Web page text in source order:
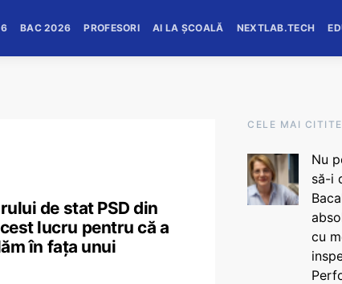
BAC 2026 PROFESORI AI LA ȘCOALĂ NEXTLAB.TECH
de stat PSD din
lucru pentru că a
în faţa unui
CELE MAI
Nu
să-i
cu